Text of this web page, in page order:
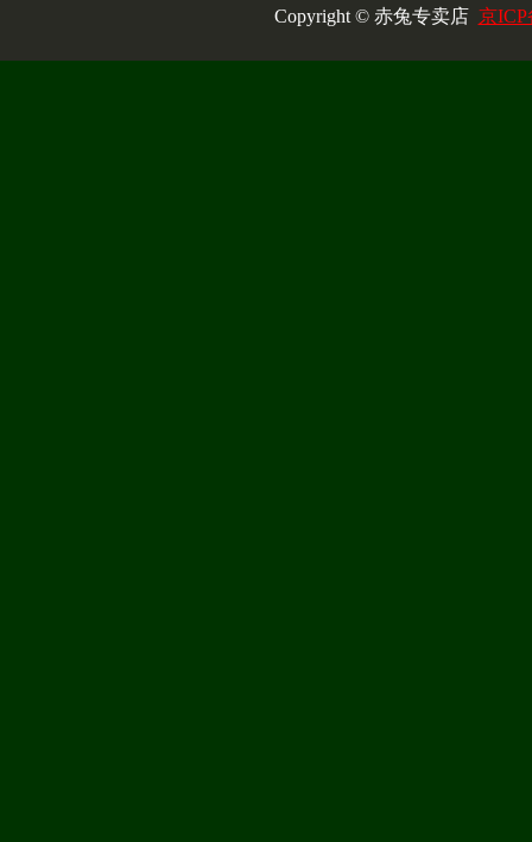
Copyright © 赤兔专卖店 京ICP